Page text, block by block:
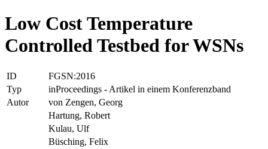
Low Cost Temperature
Controlled Testbed for WSNs
ID
FGSN:2016
Typ
inProceedings - Artikel in einem Konferenzband
Autor
von Zengen, Georg
Hartung, Robert
Kulau, Ulf
Büsching, Felix